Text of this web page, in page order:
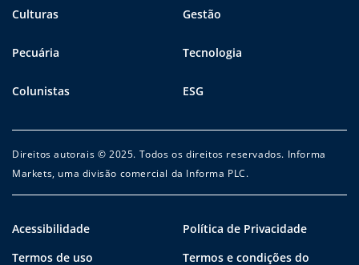
Culturas Gestão
Pecuária Tecnologia
Colunistas ESG
Direitos autorais © 2025. Todos os direitos reservados. Informa
Markets, uma divisão comercial da Informa PLC.
Acessibilidade
Política de Privacidade
Termos de uso
Termos e condições do